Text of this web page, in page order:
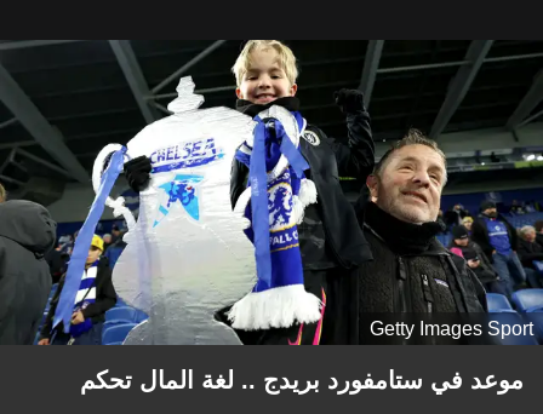
Getty Images Sport
موعد في ستامفورد بريدج .. لغة المال تحكم